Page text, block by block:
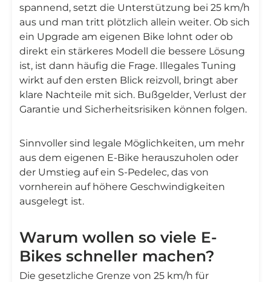
spannend, setzt die Unterstützung bei 25 km/h
aus und man tritt plötzlich allein weiter. Ob sich
ein Upgrade am eigenen Bike lohnt oder ob
direkt ein stärkeres Modell die bessere Lösung
ist, ist dann häufig die Frage. Illegales Tuning
wirkt auf den ersten Blick reizvoll, bringt aber
klare Nachteile mit sich. Bußgelder, Verlust der
Garantie und Sicherheitsrisiken können folgen.
Sinnvoller sind legale Möglichkeiten, um mehr
aus dem eigenen E-Bike herauszuholen oder
der Umstieg auf ein S-Pedelec, das von
vornherein auf höhere Geschwindigkeiten
ausgelegt ist.
Warum wollen so viele E-
Bikes schneller machen?
Die gesetzliche Grenze von 25 km/h für